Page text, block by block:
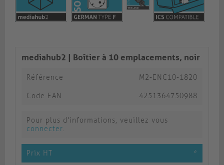
mediahub2 | Boîtier à 10 emplacements, noir
Référence M2-ENC10-1820
Code EAN 4251364750988
Pour plus d'informations, veuillez vous
connecter.
Prix HT *